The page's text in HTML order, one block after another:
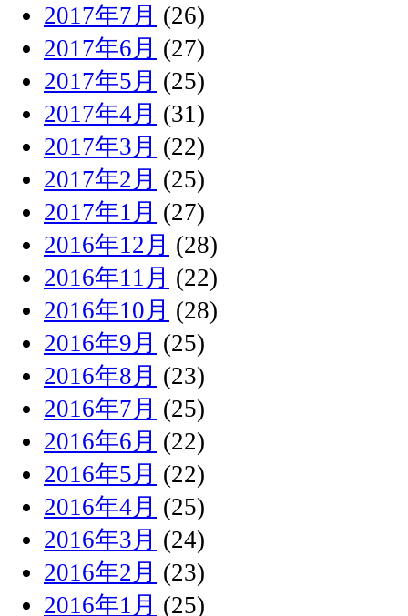
2017年7月 (26)
2017年6月 (27)
2017年5月 (25)
2017年4月 (31)
2017年3月 (22)
2017年2月 (25)
2017年1月 (27)
2016年12月 (28)
2016年11月 (22)
2016年10月 (28)
2016年9月 (25)
2016年8月 (23)
2016年7月 (25)
2016年6月 (22)
2016年5月 (22)
2016年4月 (25)
2016年3月 (24)
2016年2月 (23)
2016年1月 (25)